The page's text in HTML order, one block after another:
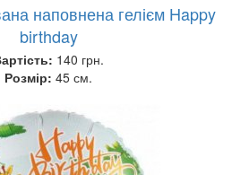
наповнена гелієм Happy
birthday
140 грн.
Розмір: 45 см.